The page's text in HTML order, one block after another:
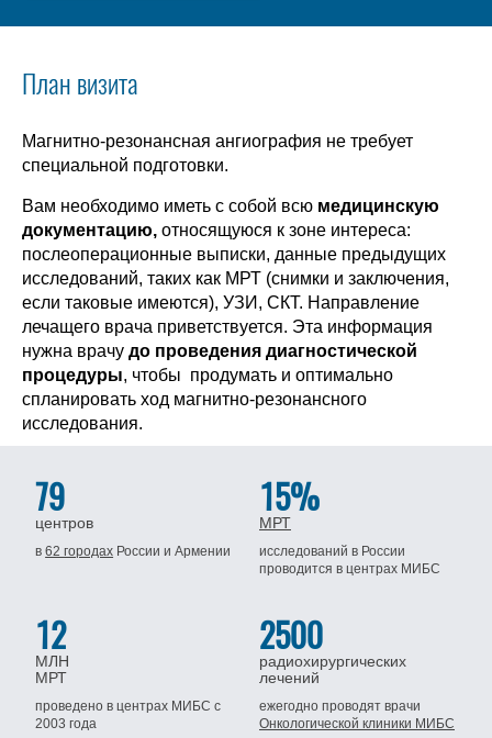
План визита
Магнитно-резонансная ангиография не требует
специальной подготовки.
Вам необходимо иметь с собой всю медицинскую
документацию, относящуюся к зоне интереса:
послеоперационные выписки, данные предыдущих
исследований, таких как МРТ (снимки и заключения,
если таковые имеются), УЗИ, СКТ. Направление
лечащего врача приветствуется. Эта информация
нужна врачу до проведения диагностической
процедуры, чтобы продумать и оптимально
спланировать ход магнитно-резонансного
исследования.
79
центров
в62 городах Россиии Армении
15%
МРТ
исследований в России
проводится в центрах МИБС
12
МЛН
МРТ
проведено в центрах МИБСс
2003 года
2500
радиохирургических
лечений
ежегодно проводят врачи
Онкологической клиники МИБС